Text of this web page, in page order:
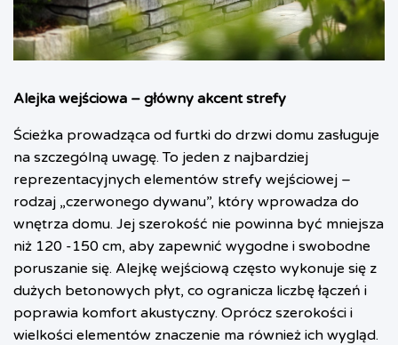
Alejka wejściowa – główny akcent strefy
Ścieżka prowadząca od furtki do drzwi domu zasługuje
na szczególną uwagę. To jeden z najbardziej
reprezentacyjnych elementów strefy wejściowej –
rodzaj „czerwonego dywanu”, który wprowadza do
wnętrza domu. Jej szerokość nie powinna być mniejsza
niż 120 -150 cm, aby zapewnić wygodne i swobodne
poruszanie się. Alejkę wejściową często wykonuje się z
dużych betonowych płyt, co ogranicza liczbę łączeń i
poprawia komfort akustyczny. Oprócz szerokości i
wielkości elementów znaczenie ma również ich wygląd.